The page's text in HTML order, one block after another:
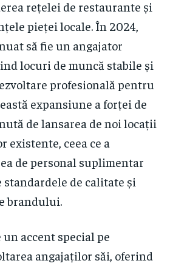
rețelei de restaurante și
pieței locale. În 2024,
să fie un angajator
locuri de muncă stabile și
profesională pentru
expansiune a forței de
de lansarea de noi locații
existente, ceea ce a
de personal suplimentar
de calitate și
brandului.
un accent special pe
angajaților săi, oferind